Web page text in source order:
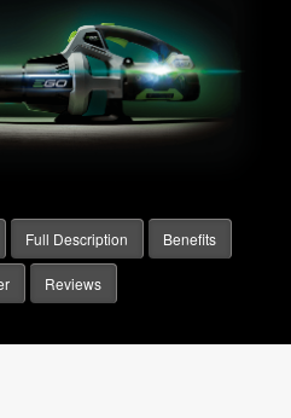
Full Description Benefits
Reviews